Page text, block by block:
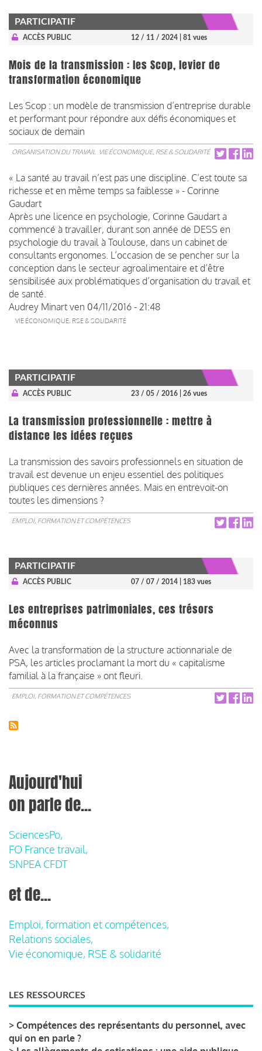
PARTICIPATIF
ACCÈS PUBLIC 12 / 11 / 2024 | 81 vues
Mois de la transmission : les Scop, levier de
transformation économique
Les Scop : un modèle de transmission d’entreprise durable
et performant pour répondre aux défis économiques et
sociaux de demain
ORGANISATION DU TRAVAIL VIE ÉCONOMIQUE, RSE & SOLIDARITÉ
« La santé au travail n’est pas une discipline. C’est toute sa
richesse et en même temps sa faiblesse » - Corinne
Gaudart
Après une licence en psychologie, Corinne Gaudart a
commencé à travailler, durant son année de DESS en
psychologie du travail à Toulouse, dans un cabinet de
consultants ergonomes. L’occasion de se pencher sur la
conception dans le secteur agroalimentaire et d’être
sensibilisée aux problématiques d’organisation du travail et
de santé.
Audrey Minart ven 04/11/2016 - 21:48
VIE ÉCONOMIQUE, RSE & SOLIDARITÉ
PARTICIPATIF
ACCÈS PUBLIC 23 / 05 / 2016 | 26 vues
La transmission professionnelle : mettre à
distance les idées reçues
La transmission des savoirs professionnels en situation de
travail est devenue un enjeu essentiel des politiques
publiques ces dernières années. Mais en entrevoit-on
toutes les dimensions ?
EMPLOI, FORMATION ET COMPÉTENCES
PARTICIPATIF
ACCÈS PUBLIC 07 / 07 / 2014 | 183 vues
Les entreprises patrimoniales, ces trésors
méconnus
Avec la transformation de la structure actionnariale de
PSA, les articles proclamant la mort du « capitalisme
familial à la française » ont fleuri.
EMPLOI, FORMATION ET COMPÉTENCES
Aujourd'hui
on parle de...
SciencesPo,
FO France travail,
SNPEA CFDT
et de...
Emploi, formation et compétences,
Relations sociales,
Vie économique, RSE & solidarité
LES RESSOURCES
> Compétences des représentants du personnel, avec
qui on en parle ?